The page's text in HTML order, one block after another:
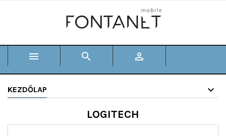
  
KEZDŐLAP
LOGITECH